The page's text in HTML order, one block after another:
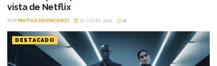
vista de Netflix
POR MATIAS DEVINCENZI 27 JULIO, 2022 0
DESTACADO